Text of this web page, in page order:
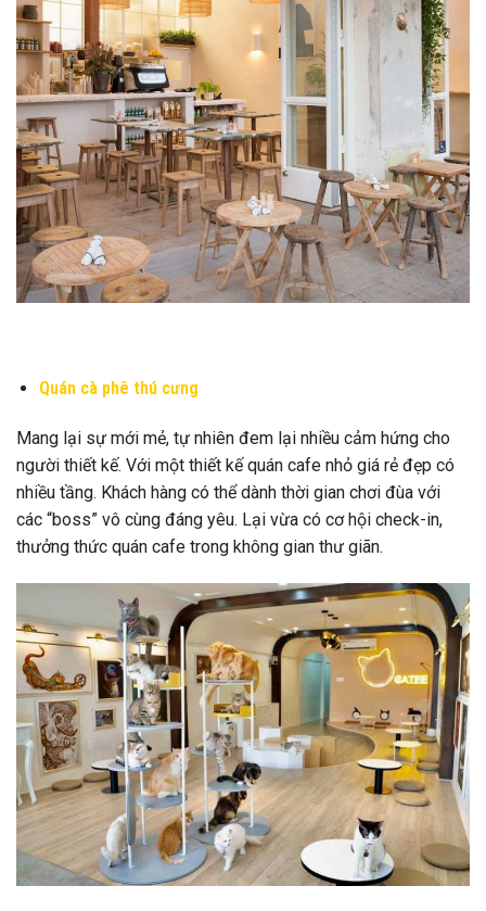
Quán cà phê thú cưng
Mang lại sự mới mẻ, tự nhiên đem lại nhiều cảm hứng cho
người thiết kế. Với một thiết kế quán cafe nhỏ giá rẻ đẹp có
nhiều tầng. Khách hàng có thể dành thời gian chơi đùa với
các “boss” vô cùng đáng yêu. Lại vừa có cơ hội check-in,
thưởng thức quán cafe trong không gian thư giãn.